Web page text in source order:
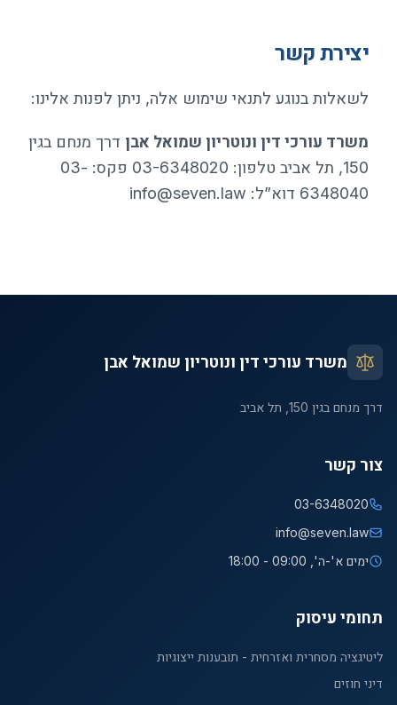
יצירת קשר
לשאלות בנוגע לתנאי שימוש אלה, ניתן לפנות אלינו:
משרד עורכי דין ונוטריון שמואל אבן דרך מנחם בגין
150, תל אביב טלפון: 03-6348020 פקס: 03-
6348040 דוא”ל:
info@seven.law
משרד עורכי דין ונוטריון שמואל אבן
דרך מנחם בגין 150, תל אביב
צור קשר
03-6348020
info@seven.law
ימים א'-ה', 09:00 - 18:00
תחומי עיסוק
ליטיגציה מסחרית ואזרחית - תובענות ייצוגיות
דיני חוזים